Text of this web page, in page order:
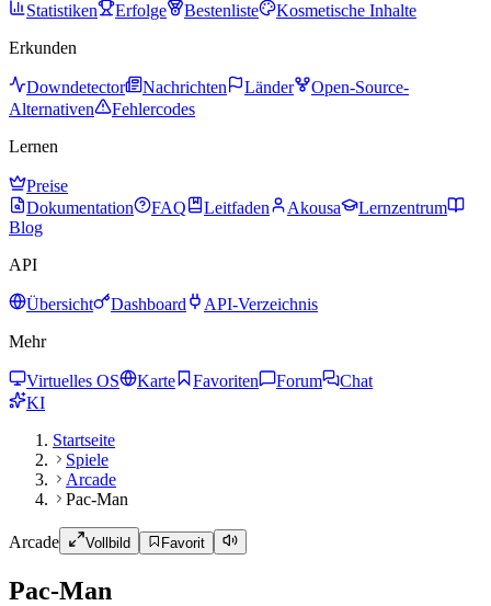
Statistiken
Erfolge Bestenliste
Kosmetische Inhalte
Erkunden
Downdetector Nachrichten Länder
Open-Source-
Alternativen
Fehlercodes
Lernen
Preise
Dokumentation
FAQ Leitfaden Akousa
Lernzentrum
Blog
API
Übersicht Dashboard
API-Verzeichnis
Mehr
Virtuelles OS Karte Favoriten Forum
Chat
KI
Startseite
Spiele
Arcade
Pac-Man
Arcade Vollbild Favorit
Pac-Man